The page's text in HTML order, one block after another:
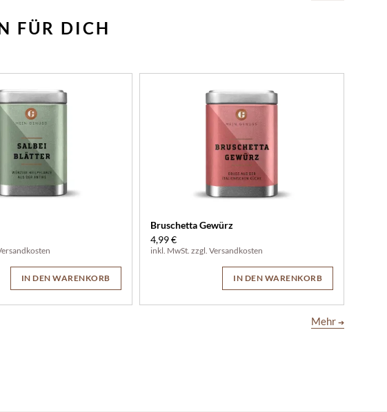
FÜR DICH
IN DEN WARENKORB
Bruschetta Gewürz
4,99 €
inkl. MwSt. zzgl. Versandkosten
IN DEN WARENKORB
Mehr ➔